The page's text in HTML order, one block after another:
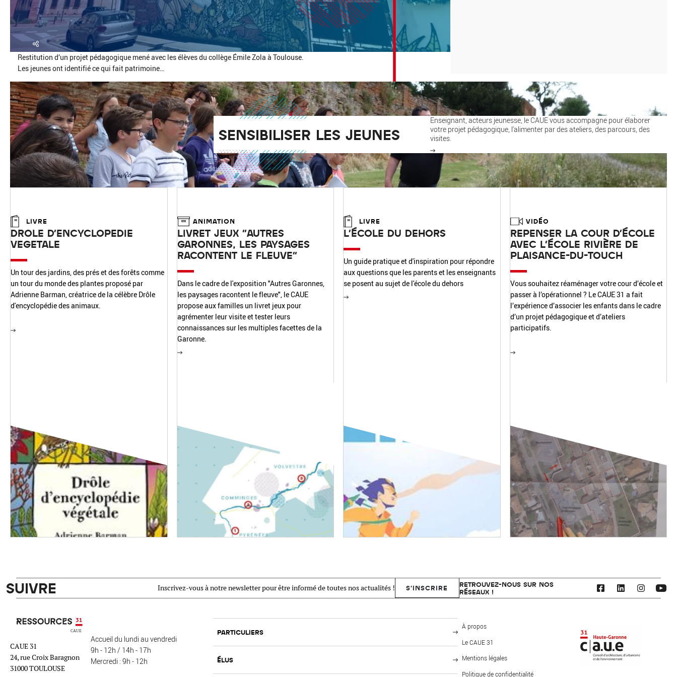
Restitution d’un projet pédagogique mené avec les élèves du collège Émile Zola à Toulouse.
Les jeunes ont identifié ce qui fait patrimoine…
SENSIBILISER LES JEUNES
Enseignant, acteurs jeunesse, le CAUE vous accompagne pour élaborer
votre projet pédagogique, l'alimenter par des ateliers, des parcours, des
visites.
LIVRE
DROLE D'ENCYCLOPEDIE
VEGETALE
Un tour des jardins, des prés et des forêts comme
un tour du monde des plantes proposé par
Adrienne Barman, créatrice de la célèbre Drôle
d'encyclopédie des animaux.
ANIMATION
LIVRET JEUX "AUTRES
GARONNES, LES PAYSAGES
RACONTENT LE FLEUVE"
Dans le cadre de l'exposition "Autres Garonnes,
les paysages racontent le fleuve", le CAUE
propose aux familles un livret jeux pour
agrémenter leur visite et tester leurs
connaissances sur les multiples facettes de la
Garonne.
LIVRE
L'ÉCOLE DU DEHORS
Un guide pratique et d'inspiration pour répondre
aux questions que les parents et les enseignants
se posent au sujet de l'école du dehors
VIDÉO
REPENSER LA COUR D'ÉCOLE
AVEC L'ÉCOLE RIVIÈRE DE
PLAISANCE-DU-TOUCH
Vous souhaitez réaménager votre cour d’école et
passer à l’opérationnel ? Le CAUE 31 a fait
l’expérience d’associer les enfants dans le cadre
d’un projet pédagogique et d’ateliers
participatifs.
SUIVRE Inscrivez-vous à notre newsletter pour être informé de toutes nos actualités ! S'INSCRIRE
RETROUVEZ-NOUS SUR NOS
RÉSEAUX !
Ressources 31
CAUE 31
24, rue Croix Baragnon
31000 TOULOUSE
Accueil du lundi au vendredi
9h - 12h / 14h - 17h
Mercredi : 9h - 12h
FOOTER: PUBLICS
PARTICULIERS
ÉLUS
MENU PIED DE PAGE
À propos
Le CAUE 31
Mentions légales
Politique de confidentialité